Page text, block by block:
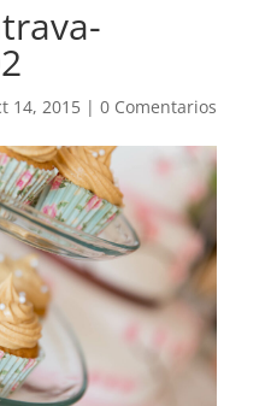
14, 2015| 0 Comentarios